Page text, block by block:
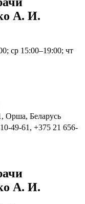
А. И.
ср 15:00–19:00; чт
Орша, Беларусь
49-61, +375 21 656-
А. И.